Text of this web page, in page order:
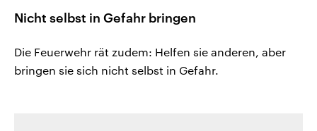
Nicht selbst in Gefahr bringen
Die Feuerwehr rät zudem: Helfen sie anderen, aber
bringen sie sich nicht selbst in Gefahr.